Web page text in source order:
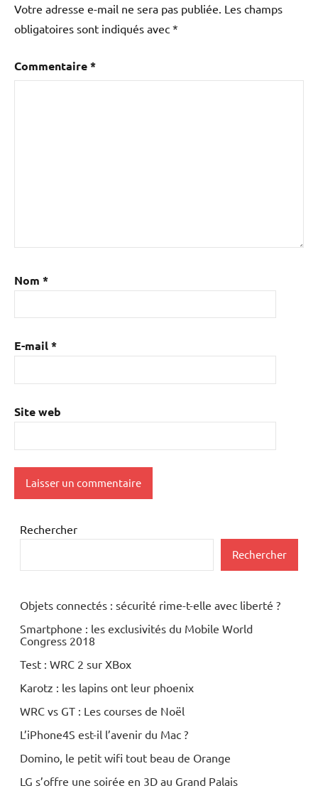
Votre adresse e-mail ne sera pas publiée. Les champs
obligatoires sont indiqués avec *
Commentaire*
Nom *
E-mail*
Site web
Rechercher
Rechercher
Objets connectés : sécurité rime-t-elle avec liberté ?
Smartphone : les exclusivités du Mobile World
Congress 2018
Test : WRC 2 sur XBox
Karotz : les lapins ont leur phoenix
WRC vs GT : Les courses de Noël
L’iPhone4S est-il l’avenir du Mac ?
Domino, le petit wifi tout beau de Orange
LG s’offre une soirée en 3D au Grand Palais